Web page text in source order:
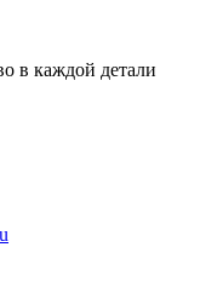
в каждой детали